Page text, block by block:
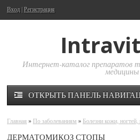
Вход Регистрация
Интернет-каталог препаратов
медицины
ОТКРЫТЬ ПАНЕЛЬ
Главная » По заболеваниям » Болезни кожи, ногтей,
ДЕРМАТОМИКОЗ СТОПЫ